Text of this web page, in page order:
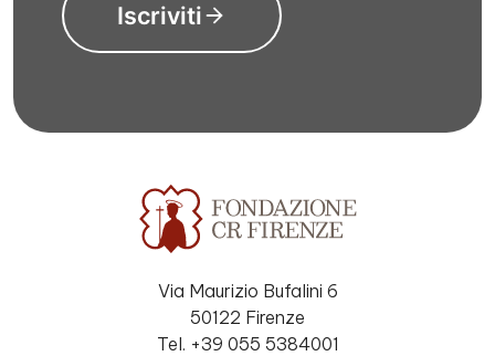
Iscriviti
Via Maurizio Bufalini 6
50122 Firenze
Tel. +39 055 5384001